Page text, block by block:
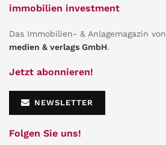
immobilien investment
Das Immobilien- & Anlagemagazin von
medien & verlags GmbH.
Jetzt abonnieren!
NEWSLETTER
Folgen Sie uns!